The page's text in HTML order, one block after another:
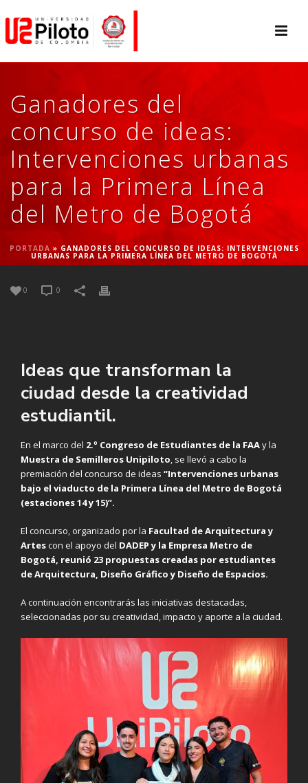
Ganadores del
concurso de ideas:
Intervenciones urbanas
para la Primera Línea
del Metro de Bogotá
PORTADA » GANADORES DEL CONCURSO DE IDEAS: INTERVENCIONES
URBANAS PARA LA PRIMERA LÍNEA DEL METRO DE BOGOTÁ
0 0
Ideas que transforman la
ciudad desde la creatividad
estudiantil.
En el marco del 2.º Congreso de Estudiantes de la FAAy la
Muestra de Semilleros Unipiloto, se llevó a cabo la
premiación del concurso de ideas “Intervenciones urbanas
bajo el viaducto de la Primera Línea del Metro de Bogotá
(estaciones 14 y 15)”.
El concurso, organizado por la Facultad de Arquitectura y
Artescon el apoyo del DADEP y la Empresa Metro de
Bogotá, reunió 23 propuestas creadas por estudiantes
de Arquitectura, Diseño Gráfico y Diseño de Espacios.
A continuación encontrarás las iniciativas destacadas,
seleccionadas por su creatividad, impacto y aporte a la ciudad.